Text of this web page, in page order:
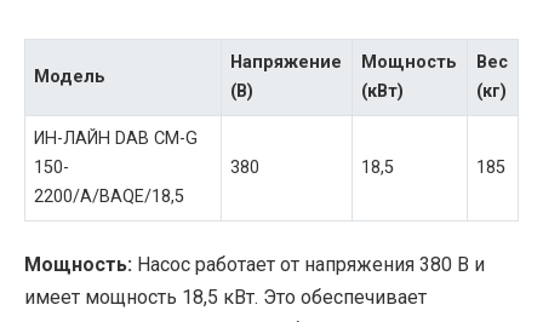
Модель
Напряжение
(В)
Мощность
(кВт)
Вес
(кг)
ИН-ЛАЙН DAB CM-G
150-
2200/A/BAQE/18,5
380 18,5 185
Мощность: Насос работает от напряжения 380 В и
имеет мощность 18,5 кВт. Это обеспечивает